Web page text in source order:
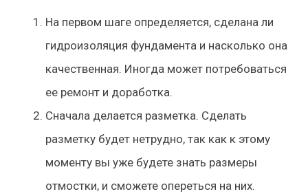
На первом шаге определяется, сделана ли
гидроизоляция фундамента и насколько она
качественная. Иногда может потребоваться
ее ремонт и доработка.
Сначала делается разметка. Сделать
разметку будет нетрудно, так как к этому
моменту вы уже будете знать размеры
отмостки, и сможете опереться на них.